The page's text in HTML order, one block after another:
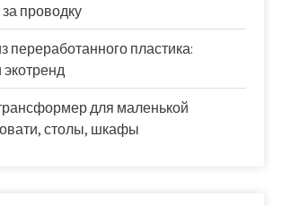
проводку
переработанного пластика:
экотренд
для маленькой
столы, шкафы